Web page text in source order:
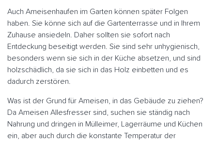
Auch Ameisenhaufen im Garten können später Folgen
haben. Sie könne sich auf die Gartenterrasse und in Ihrem
Zuhause ansiedeln. Daher sollten sie sofort nach
Entdeckung beseitigt werden. Sie sind sehr unhygienisch,
besonders wenn sie sich in der Küche absetzen, und sind
holzschädlich, da sie sich in das Holz einbetten und es
dadurch zerstören.
Was ist der Grund für Ameisen, in das Gebäude zu ziehen?
Da Ameisen Allesfresser sind, suchen sie ständig nach
Nahrung und dringen in Mülleimer, Lagerräume und Küchen
ein, aber auch durch die konstante Temperatur der